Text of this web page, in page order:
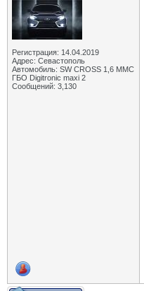
Регистрация: 14.04.2019
Адрес: Севастополь
Автомобиль: SW CROSS 1,6 ММС
ГБО Digitronic maxi 2
Сообщений: 3,130